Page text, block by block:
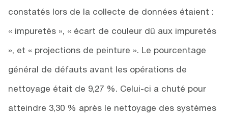
constatés lors de la collecte de données étaient :
« impuretés », « écart de couleur dû aux impuretés
», et « projections de peinture ». Le pourcentage
général de défauts avant les opérations de
nettoyage était de 9,27 %. Celui-ci a chuté pour
atteindre 3,30 % après le nettoyage des systèmes